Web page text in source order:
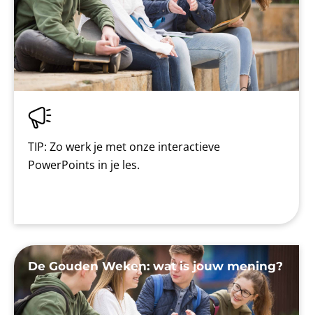
TIP: Zo werk je met onze interactieve
PowerPoints in je les.
De Gouden Weken: wat is jouw mening?